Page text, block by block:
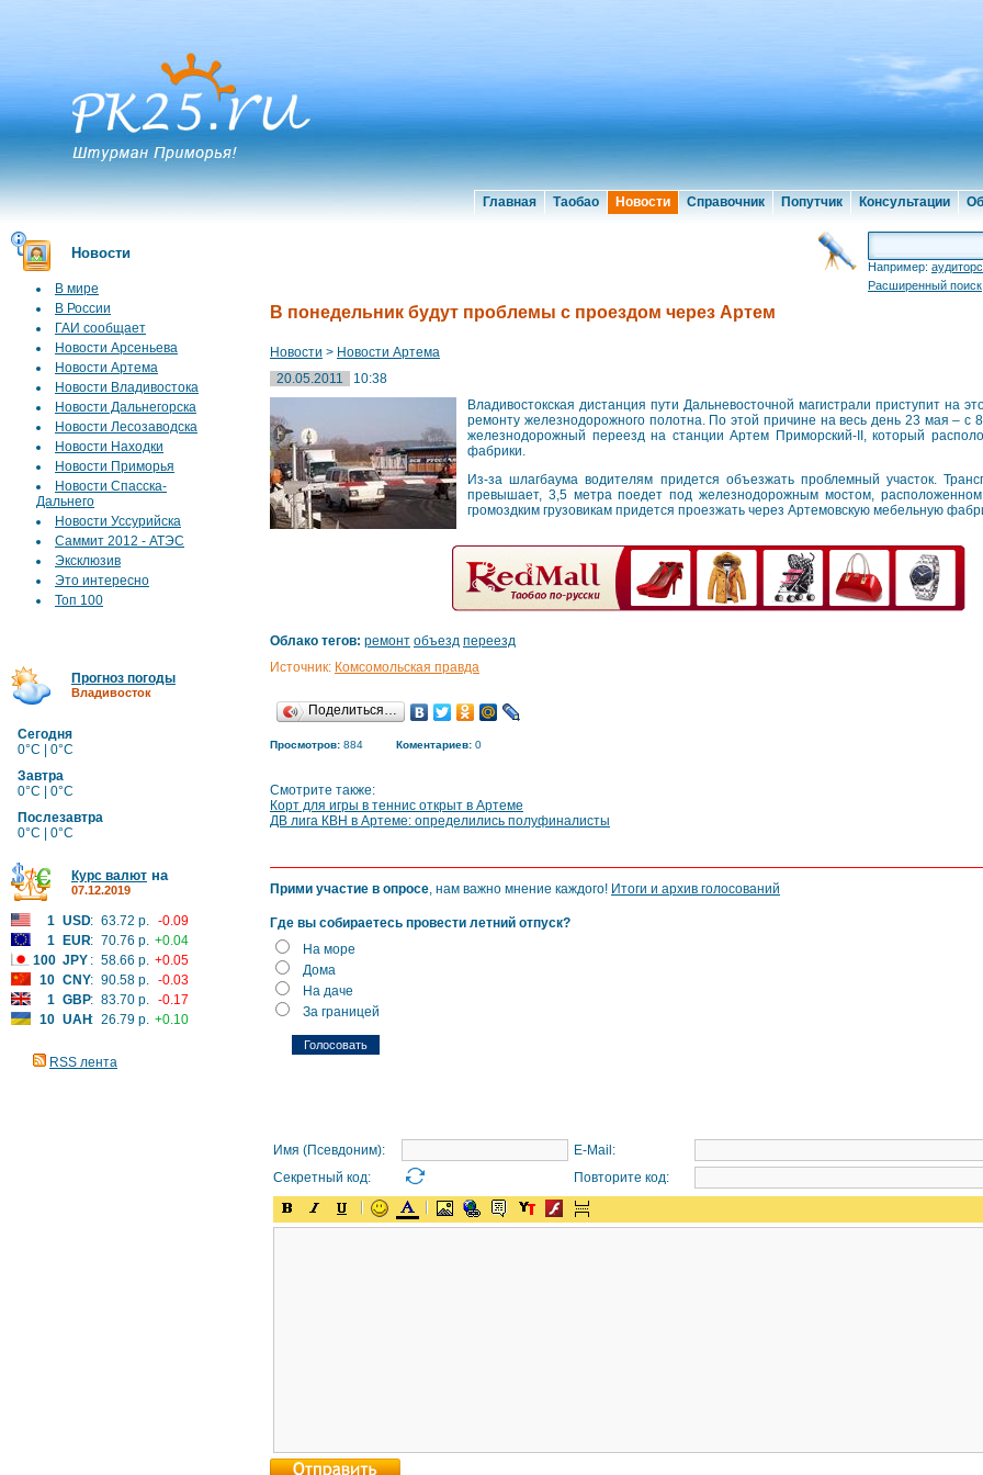
Главная Таобао Новости Справочник Попутчик Консультации
Новости
В мире
В России
ГАИ сообщает
Новости Арсеньева
Новости Артема
Новости Владивостока
Новости Дальнегорска
Новости Лесозаводска
Новости Находки
Новости Приморья
Новости Спасска-
Дальнего
Новости Уссурийска
Саммит 2012 - АТЭС
Эксклюзив
Это интересно
Топ 100
Прогноз погоды
Владивосток
Сегодня
0°C | 0°C
Завтра
0°C | 0°C
Послезавтра
0°C | 0°C
Курс валют на
07.12.2019
1 USD: 63.72 р. -0.09
1
EUR: 70.76 р. +0.04
100 JPY : 58.66 р. +0.05
10 CNY: 90.58 р. -0.03
1 GBP: 83.70 р. -0.17
10 UAH: 26.79 р. +0.10
RSS лента
Например:
Расширенный поиск
В понедельник будут проблемы с проездом через Артем
Новости > Новости Артема
20.05.2011
10:38
Владивостокская дистанция пути Дальневосточной магистрали приступит на
ремонту железнодорожного полотна. По этой причине на весь день 23 мая – с
железнодорожный переезд на станции Артем Приморский-II, который
фабрики.
Из-за шлагбаума водителям придется объезжать проблемный участок.
превышает, 3,5 метра поедет под железнодорожным мостом,
громоздким грузовикам придется проезжать через Артемовскую мебельную
Облако тегов: ремонт объезд переезд
Источник: Комсомольская правда
Поделиться…
Просмотров: 884 Коментариев: 0
Смотрите также:
Корт для игры в теннис открыт в Артеме
ДВ лига КВН в Артеме: определились полуфиналисты
Прими участие в опросе, нам важно мнение каждого! Итоги и архив голосований
Где вы собираетесь провести летний отпуск?
На море
Дома
На даче
За границей
Имя (Псевдоним):
E-Mail:
Секретный код:
Повторите код: